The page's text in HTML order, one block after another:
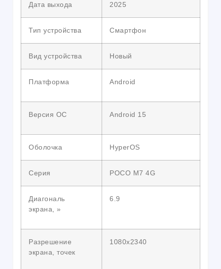
Дата выхода 2025
Тип устройства Смартфон
Вид устройства Новый
Платформа Android
Версия ОС Android 15
Оболочка HyperOS
Серия POCO M7 4G
Диагональ
экрана, »
6.9
Разрешение
экрана, точек
1080х2340